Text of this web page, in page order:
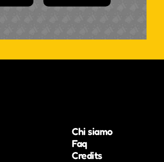
Chi siamo
Faq
Credits